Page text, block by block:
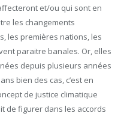
et/ou qui sont en
les changements
les premières nations, les
paraitre banales. Or, elles
depuis plusieurs années
bien des cas, c’est en
de justice climatique
de figurer dans les accords